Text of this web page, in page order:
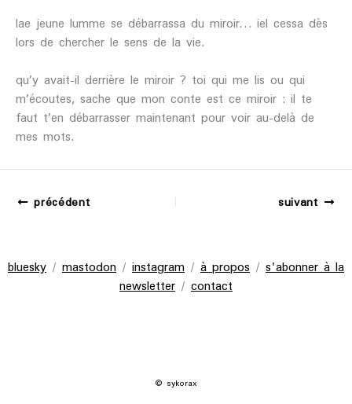
lae jeune lumme se débarrassa du miroir… iel cessa dès
lors de chercher le sens de la vie.
qu’y avait-il derrière le miroir ? toi qui me lis ou qui
m’écoutes, sache que mon conte est ce miroir : il te
faut t’en débarrasser maintenant pour voir au-delà de
mes mots.
précédent suivant
bluesky / mastodon / instagram / à propos / s'abonner à la
newsletter / contact
© sykorax